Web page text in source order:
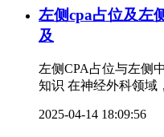
左侧cpa占位及左
及
左侧CPA占位与左侧
知识 在神经外科领域
2025-04-14 18:09:56